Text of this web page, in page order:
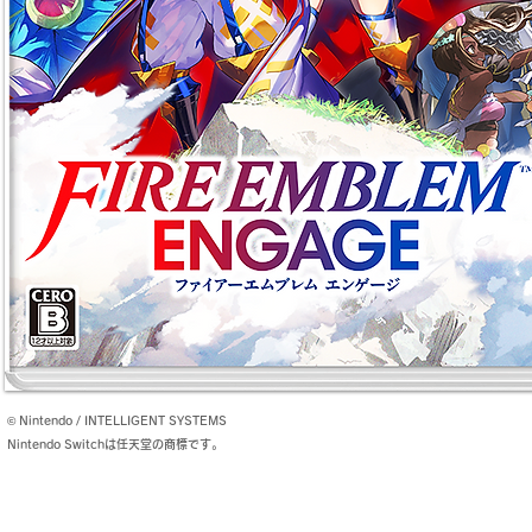
© Nintendo / INTELLIGENT SYSTEMS
Nintendo Switchは任天堂の商標です。